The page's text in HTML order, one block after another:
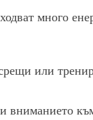
много
или
вниманието